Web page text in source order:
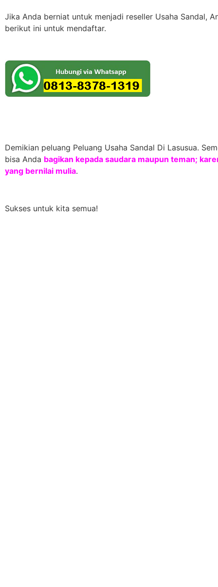
Jika Anda berniat untuk menjadi reseller Usaha Sandal,
berikut ini untuk mendaftar.
Demikian peluang Peluang Usaha Sandal Di Lasusua.
bisa Anda bagikan kepada saudara maupun teman;
yang bernilai mulia.
Sukses untuk kita semua!